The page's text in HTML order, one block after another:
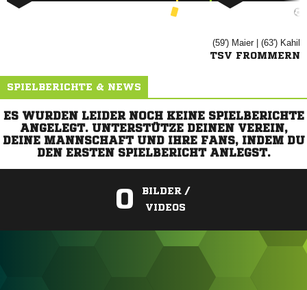
(59') | (63') 
TSV FROMMERN
SPIELBERICHTE & NEWS
ES WURDEN LEIDER NOCH KEINE SPIELBERICHTE
ANGELEGT. UNTERSTÜTZE DEINEN VEREIN,
DEINE MANNSCHAFT UND IHRE FANS, INDEM DU
DEN ERSTEN SPIELBERICHT ANLEGST.
0
BILDER /
VIDEOS